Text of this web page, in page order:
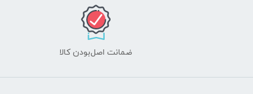
ضمانت اصل‌بودن کالا